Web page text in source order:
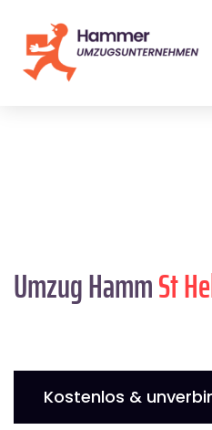
Umzug HammSt
Kostenlos &